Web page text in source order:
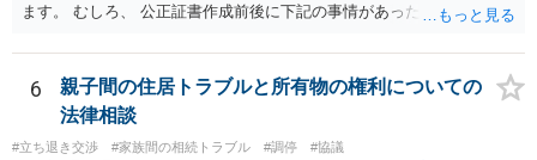
ます。 むしろ、 公正証書作成前後に下記の事情があったことが証明で
月に携帯が新しくなった母からの第一声は「ここにいたら殺される」
「面会に来てくれ」で、長男に聞くと「面会は出来ない。俺は携帯電
話の使い方を教える為に会っている」「母の話は聞かなくて良い」と
電話が切れました。その後の電話でも「食事に毒が入っている」「体
にチップが埋められている」等、おかしかったです。 当時の診療記
6
親子間の住居トラブルと所有物の権利についての
法律相談
#立ち退き交渉 #家族間の相続トラブル #調停 #協議